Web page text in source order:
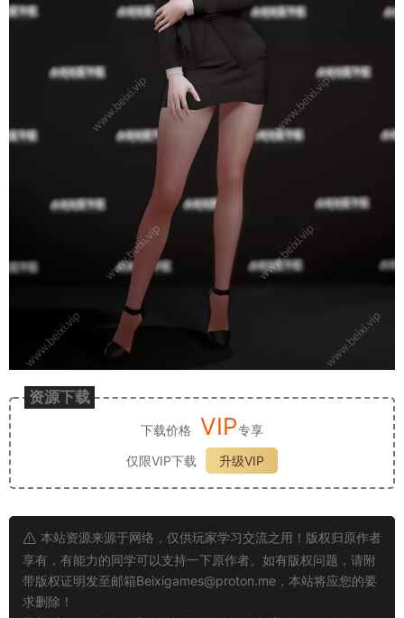
资源下载
下载价格 VIP专享
仅限VIP下载
升级VIP
本站资源来源于网络，仅供玩家学习交流之用！版权归原作者
享有，有能力的同学可以支持一下原作者。如有版权问题，请附
带版权证明发至邮箱Beixigames@proton.me ，本站将应您的要
求删除！